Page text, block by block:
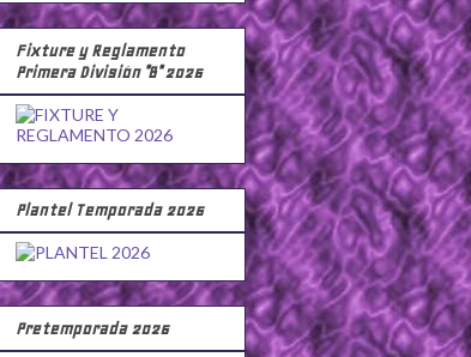
Fixture y Reglamento
Primera División "B" 2026
Plantel Temporada 2026
Pretemporada 2026